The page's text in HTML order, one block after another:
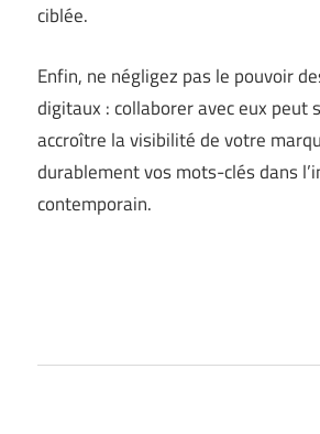
ciblée.
Enfin, ne négligez pas le pouvoir
digitaux : collaborer avec eux peut
accroître la visibilité de votre
durablement vos mots-clés dans
contemporain.